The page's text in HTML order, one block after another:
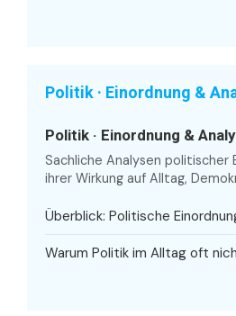
Politik · Einordnung &
Politik · Einordnung &
Sachliche Analysen politischer
ihrer Wirkung auf Alltag,
Überblick: Politische
Warum Politik im Alltag oft